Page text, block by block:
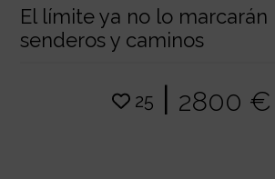
El límite ya no lo marcarán
senderos y caminos
25 | 2800 €